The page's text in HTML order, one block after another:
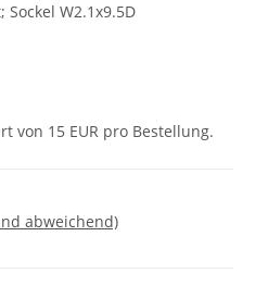
W2.1x9.5D
von 15 EUR pro Bestellung.
abweichend)